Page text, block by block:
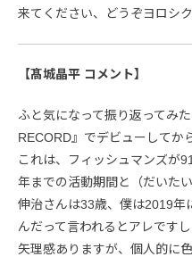
来てください、どうぞヨロシ
【髙城晶平 コメント】
ふと気になって振り返ってみ
RECORD』でデビューしてか
これは、フィッシュマンズが
年までの活動期間と（だいた
伸治さんは33歳、僕は2019年
んだって言われるとアレです
矢理感ありますが、個人的に